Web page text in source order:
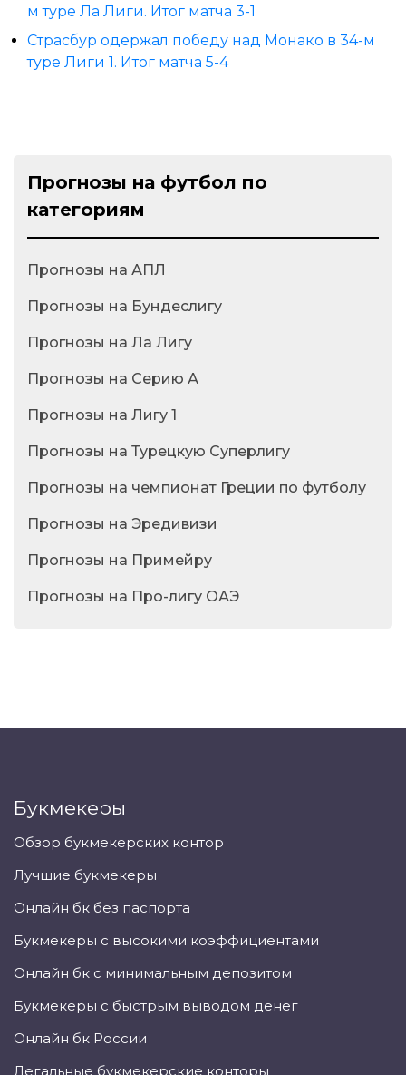
м туре Ла Лиги. Итог матча 3-1
Страсбур одержал победу над Монако в 34-м
туре Лиги 1. Итог матча 5-4
Прогнозы на футбол по
категориям
Прогнозы на АПЛ
Прогнозы на Бундеслигу
Прогнозы на Ла Лигу
Прогнозы на Серию А
Прогнозы на Лигу 1
Прогнозы на Турецкую Суперлигу
Прогнозы на чемпионат Греции по футболу
Прогнозы на Эредивизи
Прогнозы на Примейру
Прогнозы на Про-лигу ОАЭ
Букмекеры
Обзор букмекерских контор
Лучшие букмекеры
Онлайн бк без паспорта
Букмекеры с высокими коэффициентами
Онлайн бк с минимальным депозитом
Букмекеры с быстрым выводом денег
Онлайн бк России
Легальные букмекерские конторы